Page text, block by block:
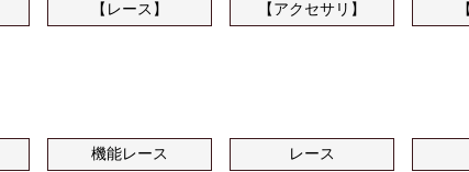
【レース】 【アクセサリ】
機能レース レース